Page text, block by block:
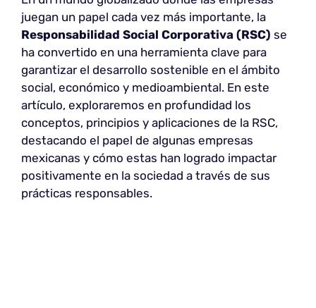
juegan un papel cada vez más importante, la
Responsabilidad Social Corporativa (RSC) se
ha convertido en una herramienta clave para
garantizar el desarrollo sostenible en el ámbito
social, económico y medioambiental. En este
artículo, exploraremos en profundidad los
conceptos, principios y aplicaciones de la RSC,
destacando el papel de algunas empresas
mexicanas y cómo estas han logrado impactar
positivamente en la sociedad a través de sus
prácticas responsables.